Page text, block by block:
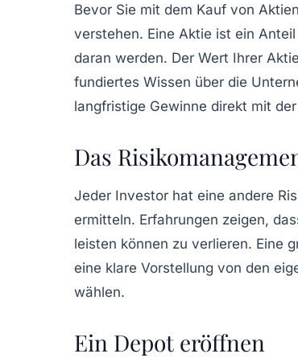
Bevor Sie mit dem Kauf von
verstehen. Eine Aktie ist ein Anteil
daran werden. Der Wert Ihrer
fundiertes Wissen über die
langfristige Gewinne direkt mit
Das
Jeder Investor hat eine andere
ermitteln. Erfahrungen zeigen,
leisten können zu verlieren. Eine
eine klare Vorstellung von den
wählen.
Ein Depot eröffnen